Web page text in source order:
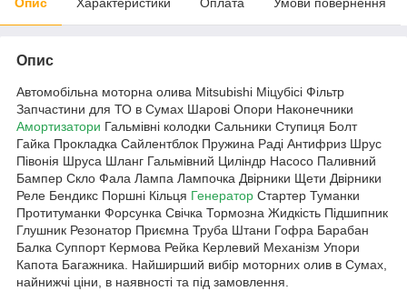
Опис
Автомобільна моторна олива Mitsubishi Міцубісі Фільтр
Запчастини для ТО в Сумах Шарові Опори Наконечники
Амортизатори Гальмівні колодки Сальники Ступиця Болт
Гайка Прокладка Сайлентблок Пружина Раді Антифриз Шрус
Півонія Шруса Шланг Гальмівний Циліндр Насосо Паливний
Бампер Скло Фала Лампа Лампочка Двірники Щети Двірники
Реле Бендикс Поршні Кільця Генератор Стартер Туманки
Протитуманки Форсунка Свічка Тормозна Жидкість Підшипник
Глушник Резонатор Приємна Труба Штани Гофра Барабан
Балка Суппорт Кермова Рейка Керлевий Механізм Упори
Капота Багажника. Найширший вибір моторних олив в Сумах,
найнижчі ціни, в наявності та під замовлення.